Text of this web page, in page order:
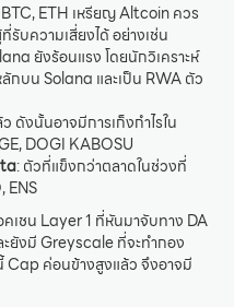
ETH เหรียญ Altcoin ควร
บความเสี่ยงได้ อย่างเช่น
ยังร้อนแรง โดยนักวิเคราะห์
กบน Solana และเป็น RWA ตัว
ดังนั้นอาจมีการเก็งกำไรใน
DOGI KABOSU
: ตัวที่แข็งกว่าตลาดในช่วงที่
ENS
เชน Layer 1 ที่หันมาจับทาง DA
ยังมี Greyscale ที่จะทำกอง
ค่อนข้างสูงแล้ว จึงอาจมี